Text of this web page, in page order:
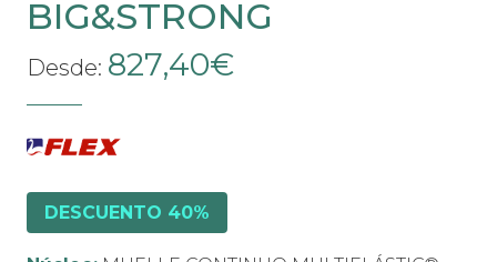
BIG&STRONG
Desde: 827,40€
DESCUENTO 40%